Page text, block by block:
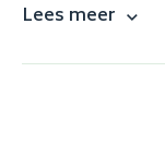
Lees meer